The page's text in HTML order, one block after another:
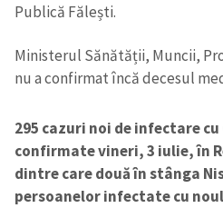
Publică Fălești.
Ministerul Sănătății, Muncii,
nu a confirmat încă decesul
295 cazuri noi de infectare cu
confirmate vineri, 3 iulie, în
dintre care două în stânga
persoanelor infectate cu